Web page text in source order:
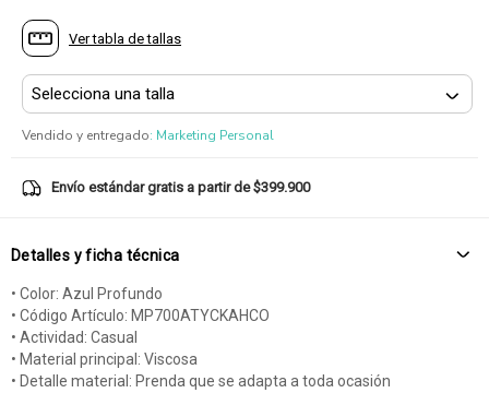
Ver tabla de tallas
Vendido y entregado: Marketing Personal
Envío estándar gratis a partir de $399.900
Detalles y ficha técnica
• Color: Azul Profundo
• Código Artículo: MP700ATYCKAHCO
• Actividad: Casual
• Material principal: Viscosa
• Detalle material: Prenda que se adapta a toda ocasión